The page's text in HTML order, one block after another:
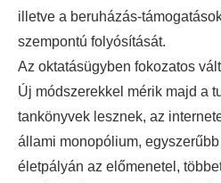
illetve a beruházás-
szempontú folyósítását.
Az oktatásügyben fokozatos
Új módszerekkel mérik majd a
tankönyvek lesznek, az
állami monopólium,
életpályán az előmenetel,